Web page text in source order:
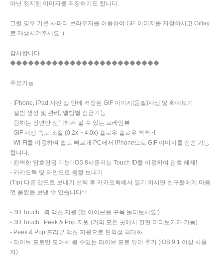
아닌 정지된 이미지를 저장하기도 합니다.
그럴 경우 기본 사파리 브라우저를 이용하여 GIF 이미지를 저장하시고 Giflay
로 재생시켜주세요 :)
감사합니다.
◆◆◆◆◆◆◆◆◆◆◆◆◆◆◆◆◆◆◆◆◆◆◆◆◆
주요기능
- iPhone, iPad 사진 앱 안에 저장된 GIF 이미지(움짤)재생 및 확대보기
- 앨범 생성 및 관리, 앨범별 잠금기능
- 원하는 장면만 선택해서 볼 수 있는 프레임뷰
- GIF 재생 속도 조절 (0.2x ~ 4.0x) 슬로우 슬로우 퀵퀵~!
- Wi-Fi를 이용하여 쉽고 빠르게 PC에서 iPhone으로 GIF 이미지를 전송 가능
합니다.
- 완벽한 암호잠금 기능! iOS 8사용자는 Touch ID를 이용하여 암호 해제!
- 카카오톡 및 라인으로 움짤 보내기
(Tip) 다른 앱으로 보내기 선택 후 카카오톡에서 열기 하시면 친구들에게 마음
껏 움짤을 보낼 수 있습니다~!
- 3D Touch : 퀵 액션 지원 (앱 아이콘을 꾸욱 눌러보세요!)
- 3D Touch : Peek & Pop 지원 (거의 모든 곳에서 간편 미리보기가 가능)
- Peek & Pop 프리뷰 액션 지원으로 편의성 극대화.
- 라이브 포토만 모아서 볼 수있는 라이브 포토 뷰어 추가 (iOS 9.1 이상 사용
자)